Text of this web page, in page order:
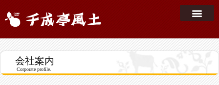
会社案内
Corporate profile.